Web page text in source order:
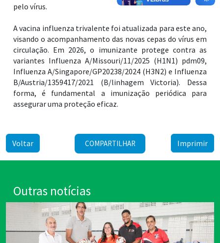
pelo vírus.
A vacina influenza trivalente foi atualizada para este ano,
visando o acompanhamento das novas cepas do vírus em
circulação. Em 2026, o imunizante protege contra as
variantes Influenza A/Missouri/11/2025 (H1N1) pdm09,
Influenza A/Singapore/GP20238/2024 (H3N2) e Influenza
B/Austria/1359417/2021 (B/linhagem Victoria). Dessa
forma, é fundamental a imunização periódica para
assegurar uma proteção eficaz.
Voltar COMPARTILHAR Imprimir
Outras notícias